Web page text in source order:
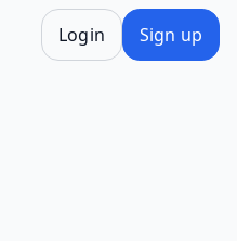
Login Sign up